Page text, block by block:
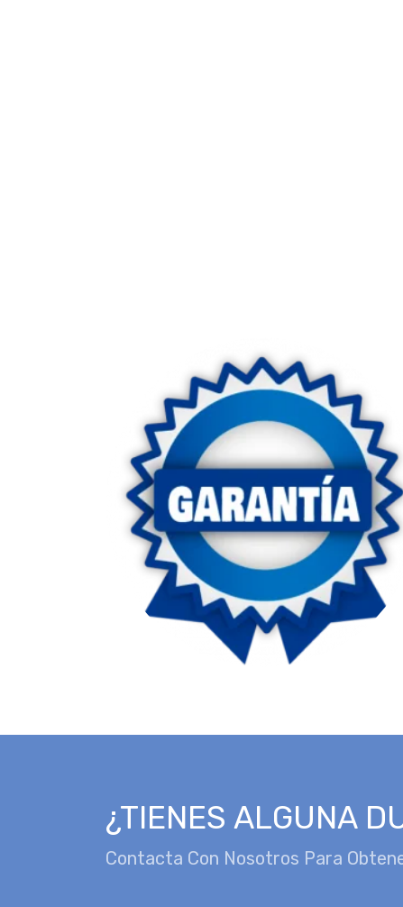
¿TIENES ALGUNA
Contacta Con Nosotros Para